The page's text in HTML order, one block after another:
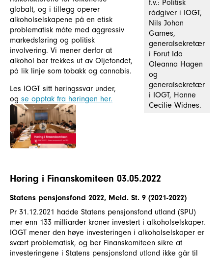
f.v.: Politisk
rådgiver i IOGT,
Nils Johan
Garnes,
generalsekretær
i Forut Ida
Oleanna Hagen
og
generalsekretær
i IOGT, Hanne
Cecilie Widnes.
globalt, og i tillegg operer
alkoholselskapene på en etisk
problematisk måte med aggressiv
markedsføring og politisk
involvering. Vi mener derfor at
alkohol bør trekkes ut av Oljefondet,
på lik linje som tobakk og cannabis.
Les IOGT sitt høringssvar under,
og se opptak fra høringen her.
Høring i Finanskomiteen 03.05.2022
Statens pensjonsfond 2022, Meld. St. 9 (2021-2022)
Pr 31.12.2021 hadde Statens pensjonsfond utland (SPU)
mer enn 133 milliarder kroner investert i alkoholselskaper.
IOGT mener den høye investeringen i alkoholselskaper er
svært problematisk, og ber Finanskomiteen sikre at
investeringene i Statens pensjonsfond utland ikke går til